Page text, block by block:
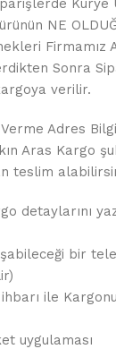
Kurye
NE
Firmamız
Sonra
verilir.
Adres
Aras Kargo
teslim
detaylarını
bir
ile
uygulaması